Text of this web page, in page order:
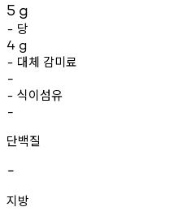
5 g
- 당
4 g
- 대체 감미료
-
- 식이섬유
-
단백질
-
지방